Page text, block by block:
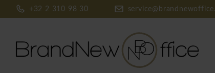
+32 2 310 98 30